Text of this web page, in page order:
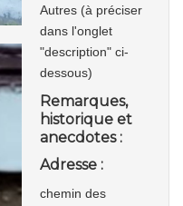
Autres (à préciser
dans l'onglet
"description" ci-
dessous)
Remarques,
historique et
anecdotes :
Adresse :
chemin des